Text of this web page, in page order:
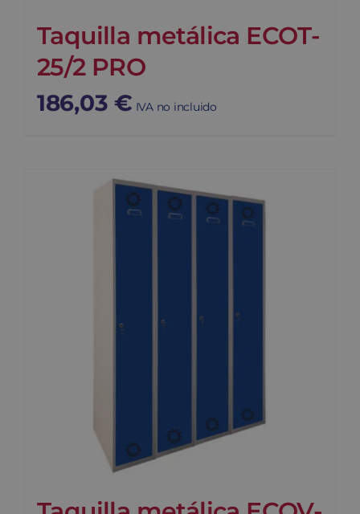
Taquilla metálica ECOT-
25/2 PRO
186,03 € IVA no incluido